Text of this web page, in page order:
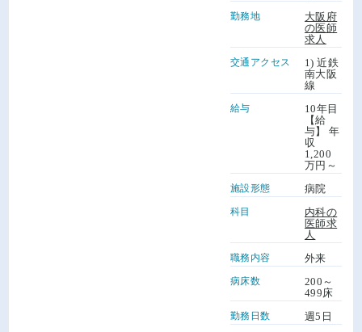
勤務地
大阪府
の医師
求人
交通アクセス
1) 近鉄
南大阪
線
給与
10年目
【給
与】 年
収
1,200
万円～
施設形態 病院
科目
内科の
医師求
人
職務内容 外来
病床数
200～
499床
勤務日数 週5日